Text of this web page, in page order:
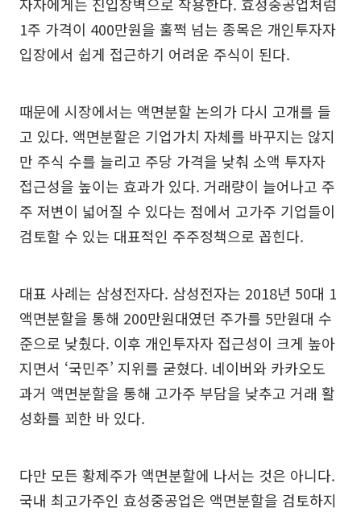
1주 가격이 400만원을 훌쩍 넘는 종목은 개인투자자
입장에서 쉽게 접근하기 어려운 주식이 된다.
때문에 시장에서는 액면분할 논의가 다시 고개를 들
고 있다. 액면분할은 기업가치 자체를 바꾸지는 않지
만 주식 수를 늘리고 주당 가격을 낮춰 소액 투자자
접근성을 높이는 효과가 있다. 거래량이 늘어나고 주
주 저변이 넓어질 수 있다는 점에서 고가주 기업들이
검토할 수 있는 대표적인 주주정책으로 꼽힌다.
대표 사례는 삼성전자다. 삼성전자는 2018년 50대 1
액면분할을 통해 200만원대였던 주가를 5만원대 수
준으로 낮췄다. 이후 개인투자자 접근성이 크게 높아
지면서 ‘국민주’ 지위를 굳혔다. 네이버와 카카오도
과거 액면분할을 통해 고가주 부담을 낮추고 거래 활
성화를 꾀한 바 있다.
다만 모든 황제주가 액면분할에 나서는 것은 아니다.
국내 최고가주인 효성중공업은 액면분할을 검토하지